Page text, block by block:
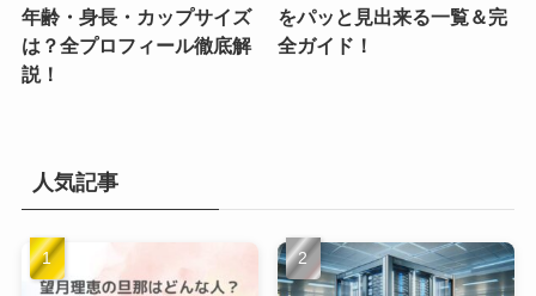
年齢・身長・カップサイズ
は？全プロフィール徹底解
説！
をパッと見出来る一覧＆完
全ガイド！
人気記事